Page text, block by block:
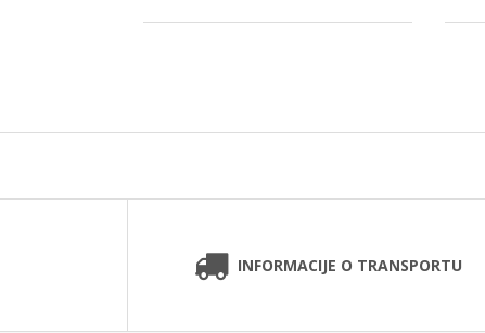
INFORMACIJE O TRANSPORTU